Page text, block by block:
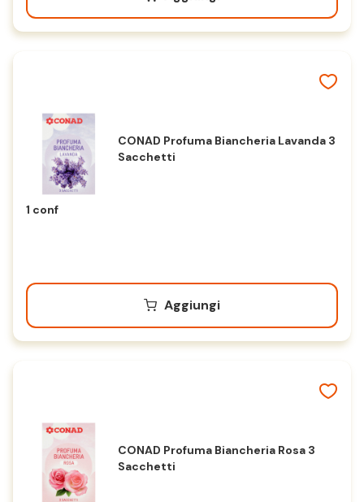
CONAD Profuma Biancheria Lavanda 3
Sacchetti
1 conf
Aggiungi
CONAD Profuma Biancheria Rosa 3
Sacchetti